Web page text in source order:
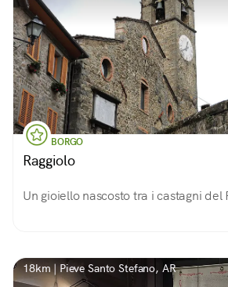
BORGO
Raggiolo
Un gioiello nascosto tra i castagni del
18km | Pieve Santo Stefano, AR